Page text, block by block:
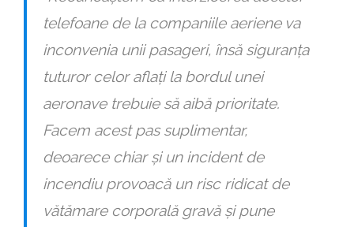
telefoane de la companiile aeriene va
inconvenia unii pasageri, însă siguranța
tuturor celor aflați la bordul unei
aeronave trebuie să aibă prioritate.
Facem acest pas suplimentar,
deoarece chiar și un incident de
incendiu provoacă un risc ridicat de
vătămare corporală gravă și pune